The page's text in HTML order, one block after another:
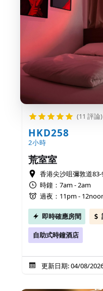
(11 評論)
HKD258
2小時
荒室室
香港尖沙咀彌敦道
時鐘：7am - 2am
過夜：11pm -
即時確應房間
自助式時鐘酒店
更新日期: 04/08/